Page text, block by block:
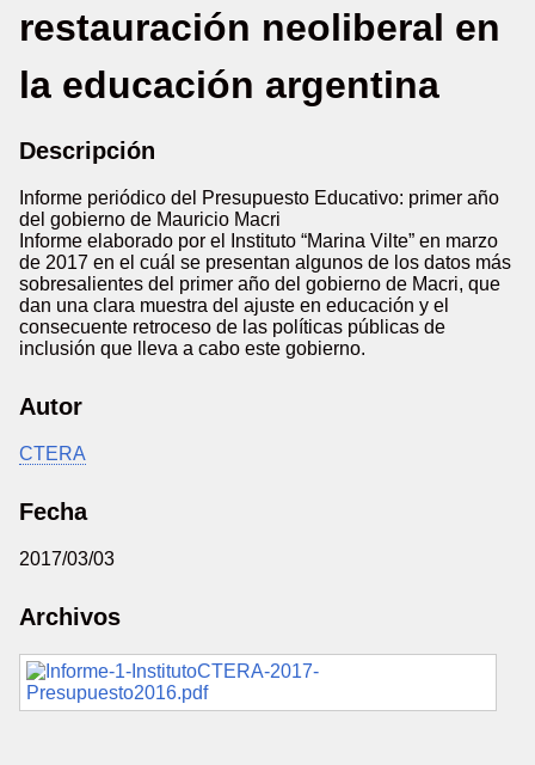
restauración neoliberal en
la educación argentina
Descripción
Informe periódico del Presupuesto Educativo: primer año
del gobierno de Mauricio Macri
Informe elaborado por el Instituto “Marina Vilte” en marzo
de 2017 en el cuál se presentan algunos de los datos más
sobresalientes del primer año del gobierno de Macri, que
dan una clara muestra del ajuste en educación y el
consecuente retroceso de las políticas públicas de
inclusión que lleva a cabo este gobierno.
Autor
CTERA
Fecha
2017/03/03
Archivos